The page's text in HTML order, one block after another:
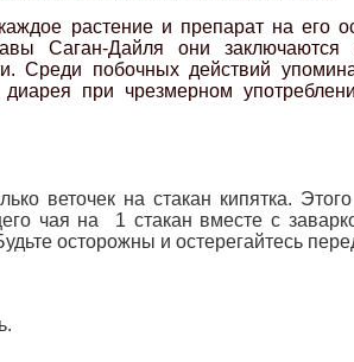
растение и препарат на его
Саган-Дайля они заключаются
Среди побочных действий
при чрезмерном
веточек на стакан кипятка.
чая на 1 стакан вместе с
осторожны и остерегайтесь